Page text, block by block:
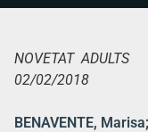
NOVETAT ADULTS
02/02/2018
BENAVENTE,